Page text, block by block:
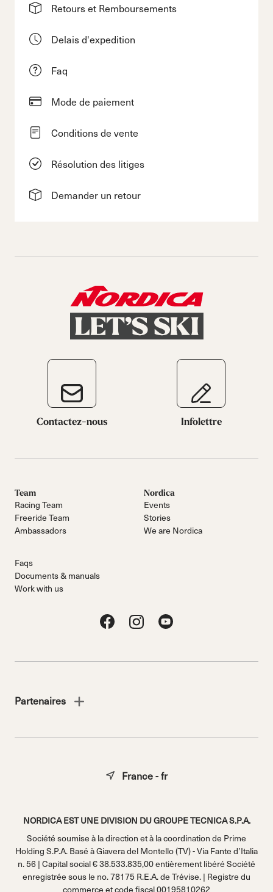
Retours et Remboursements
Delais d'expedition
Faq
Mode de paiement
Conditions de vente
Résolution des litiges
Demander un retour
Contactez-nous Infolettre
Team
Racing Team
Freeride Team
Ambassadors
Nordica
Events
Stories
We are Nordica
Faqs
Documents & manuals
Work with us
Partenaires
NORDICA EST UNE DIVISION DU GROUPE TECNICA S.P.A.
Société soumise à la direction et à la coordination de Prime
Holding S.P.A. Basé à Giavera del Montello (TV) - Via Fante d’Italia
n. 56 | Capital social € 38.533.835,00 entièrement libéré Société
enregistrée sous le no. 78175 R.E.A. de Trévise. | Registre du
France - fr